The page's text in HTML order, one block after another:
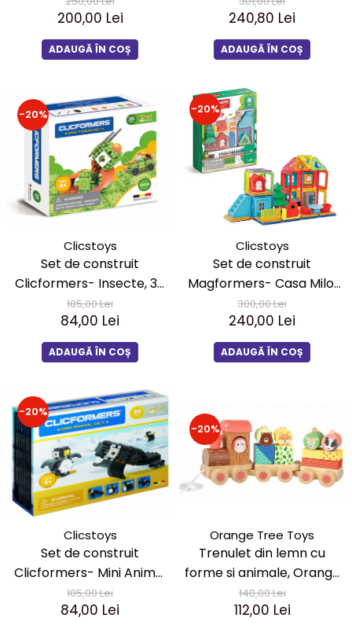
200,00 Lei
ADAUGĂ ÎN COȘ
240,80 Lei
ADAUGĂ ÎN COȘ
-20%
Clicstoys
Set de construit
Clicformers- Insecte, 30
piese-corect
105,00 Lei
84,00 Lei
ADAUGĂ ÎN COȘ
-20%
Clicstoys
Set de construit
Magformers- Casa Milo,
33 piese
300,00 Lei
240,00 Lei
ADAUGĂ ÎN COȘ
-20%
Clicstoys
Set de construit
Clicformers- Mini Animal
Set 30 piese
105,00 Lei
84,00 Lei
-20%
Orange Tree Toys
Trenulet din lemn cu
forme si animale, Orange
Tree Toys
140,00 Lei
112,00 Lei